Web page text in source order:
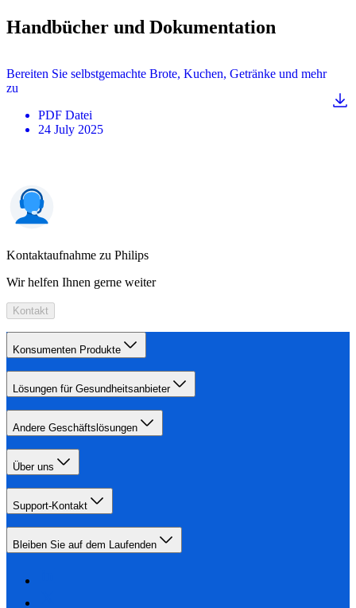
Handbücher und Dokumentation
Bereiten Sie selbstgemachte Brote, Kuchen, Getränke und mehr
zu
PDF Datei
24 July 2025
Kontaktaufnahme zu Philips
Wir helfen Ihnen gerne weiter
Kontakt
Konsumenten Produkte
Lösungen für Gesundheitsanbieter
Andere Geschäftslösungen
Über uns
Support-Kontakt
Bleiben Sie auf dem Laufenden